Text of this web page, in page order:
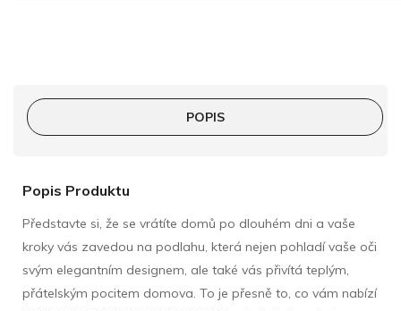
POPIS
Popis Produktu
Představte si, že se vrátíte domů po dlouhém dni a vaše
kroky vás zavedou na podlahu, která nejen pohladí vaše oči
svým elegantním designem, ale také vás přivítá teplým,
přátelským pocitem domova. To je přesně to, co vám nabízí